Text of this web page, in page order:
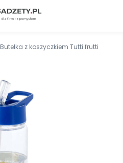
Butelka z koszyczkiem Tutti frutti